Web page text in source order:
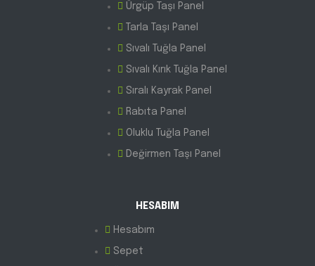
Ürgüp Taşı Panel
Tarla Taşı Panel
Sıvalı Tuğla Panel
Sıvalı Kırık Tuğla Panel
Sıralı Kayrak Panel
Rabıta Panel
Oluklu Tuğla Panel
Değirmen Taşı Panel
HESABIM
Hesabım
Sepet